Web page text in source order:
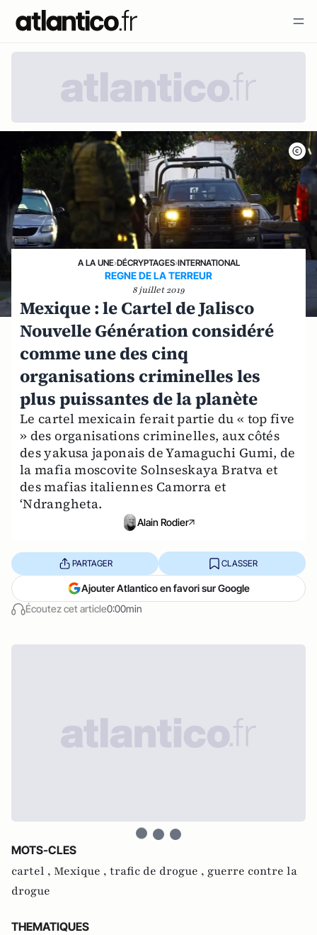
A LA UNE›DÉCRYPTAGES›INTERNATIONAL
REGNE DE LA TERREUR
8 juillet 2019
Mexique : le Cartel de Jalisco
Nouvelle Génération considéré
comme une des cinq
organisations criminelles les
plus puissantes de la planète
Le cartel mexicain ferait partie du « top five
» des organisations criminelles, aux côtés
des yakusa japonais de Yamaguchi Gumi, de
la mafia moscovite Solnseskaya Bratva et
des mafias italiennes Camorra et
‘Ndrangheta.
Alain Rodier
Écoutez cet article0:00min
PARTAGER CLASSER
Ajouter Atlantico en favori sur Google
MOTS-CLES
cartel , Mexique , trafic de drogue , guerre contre la
drogue
THEMATIQUES